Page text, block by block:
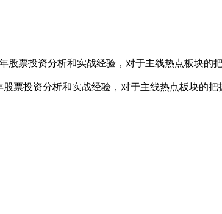
票投资分析和实战经验，对于主线热点板块的
票投资分析和实战经验，对于主线热点板块的